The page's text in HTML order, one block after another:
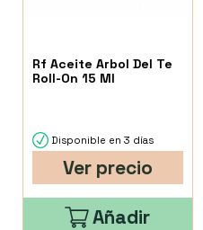
Rf Aceite Arbol Del Te
Roll-On 15 Ml
Disponible en 3 días
Ver precio
Añadir